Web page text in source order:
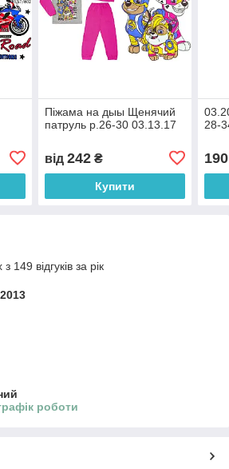
Піжама на дыы Щенячий
патруль р.26-30 03.13.17
від 242₴
Купити
28-
190
149 відгуків за рік
роботи